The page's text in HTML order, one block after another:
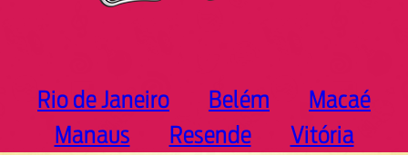
Rio de Janeiro Belém
Macaé
Manaus
Resende Vitória